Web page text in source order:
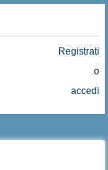
Registrati
o
accedi